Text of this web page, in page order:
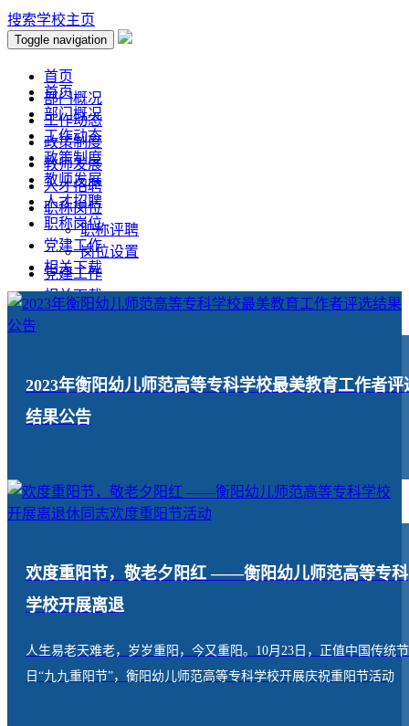
搜索学校主页
Toggle navigation
首页
部门概况
工作动态
政策制度
教师发展
人才招聘
职称岗位
职称评聘
岗位设置
党建工作
相关下载
首页
部门概况
工作动态
政策制度
教师发展
人才招聘
职称岗位
党建工作
相关下载
2023年衡阳幼儿师范高等专科学校最美教育工作者评
结果公告
欢度重阳节，敬老夕阳红 ——衡阳幼儿师范高等专科
学校开展离退
人生易老天难老，岁岁重阳，今又重阳。10月23日，正值中国传统节
日“九九重阳节”，衡阳幼儿师范高等专科学校开展庆祝重阳节活动